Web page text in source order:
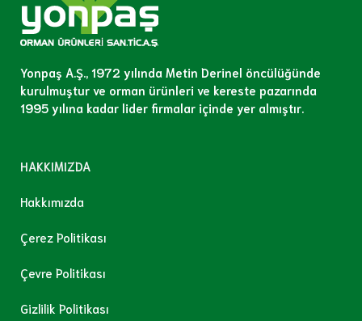
Yonpaş A.Ş., 1972 yılında Metin Derinel öncülüğünde
kurulmuştur ve orman ürünleri ve kereste pazarında
1995 yılına kadar lider firmalar içinde yer almıştır.
HAKKIMIZDA
Hakkımızda
Çerez Politikası
Çevre Politikası
Gizlilik Politikası